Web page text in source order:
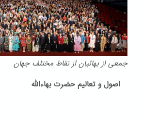
جمعی از بهائیان از نقاط مختلف جهان
اصول و تعالیم حضرت بهاءالله